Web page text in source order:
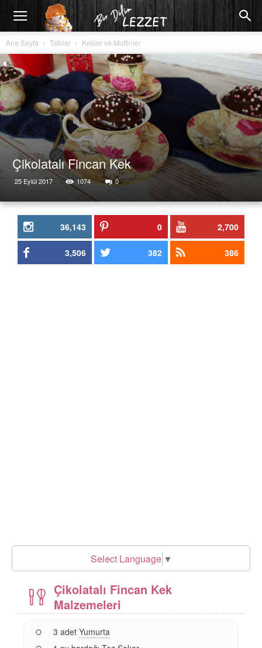
Ana Sayfa Tatlılar Kekler ve Muffinler
Çikolatalı Fincan Kek
25 Eylül 2017 1074 0
36,143 0 2,700
3,506 382 386
Select Language ▼
Çikolatalı Fincan Kek
Malzemeleri
3 adet Yumurta